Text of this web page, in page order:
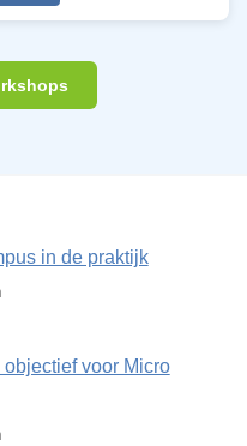
in de praktijk
voor Micro